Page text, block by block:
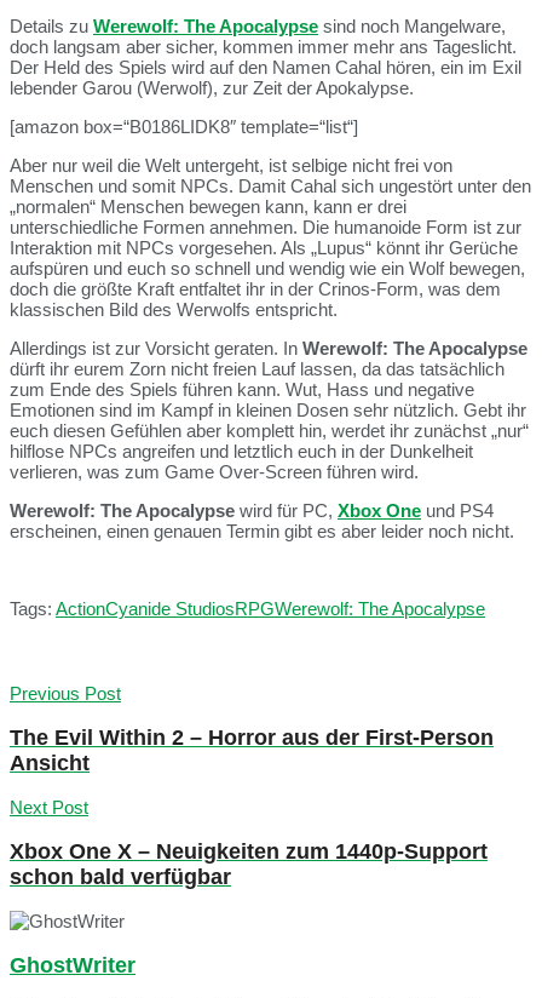
Details zu Werewolf: The Apocalypse sind noch Mangelware,
doch langsam aber sicher, kommen immer mehr ans Tageslicht.
Der Held des Spiels wird auf den Namen Cahal hören, ein im Exil
lebender Garou (Werwolf), zur Zeit der Apokalypse.
[amazon box=“B0186LIDK8″ template=“list“]
Aber nur weil die Welt untergeht, ist selbige nicht frei von
Menschen und somit NPCs. Damit Cahal sich ungestört unter den
„normalen“ Menschen bewegen kann, kann er drei
unterschiedliche Formen annehmen. Die humanoide Form ist zur
Interaktion mit NPCs vorgesehen. Als „Lupus“ könnt ihr Gerüche
aufspüren und euch so schnell und wendig wie ein Wolf bewegen,
doch die größte Kraft entfaltet ihr in der Crinos-Form, was dem
klassischen Bild des Werwolfs entspricht.
Allerdings ist zur Vorsicht geraten. In Werewolf: The Apocalypse
dürft ihr eurem Zorn nicht freien Lauf lassen, da das tatsächlich
zum Ende des Spiels führen kann. Wut, Hass und negative
Emotionen sind im Kampf in kleinen Dosen sehr nützlich. Gebt ihr
euch diesen Gefühlen aber komplett hin, werdet ihr zunächst „nur“
hilflose NPCs angreifen und letztlich euch in der Dunkelheit
verlieren, was zum Game Over-Screen führen wird.
Werewolf: The Apocalypse wird für PC, Xbox One und PS4
erscheinen, einen genauen Termin gibt es aber leider noch nicht.
Tags: ActionCyanide StudiosRPGWerewolf: The Apocalypse
Previous Post
The Evil Within 2 – Horror aus der First-Person
Ansicht
Next Post
Xbox One X – Neuigkeiten zum 1440p-Support
schon bald verfügbar
GhostWriter